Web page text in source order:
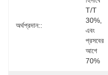
অর্থপ্রদান::
T/T
30%,
এবং
প্রসবের
আগে
70%